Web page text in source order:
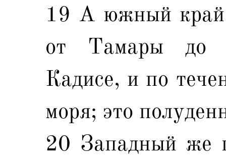
19 А южный край
от Тамары до
Кадисе, и по
моря; это
20 Западный же